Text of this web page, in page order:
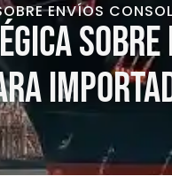
ENVÍOS